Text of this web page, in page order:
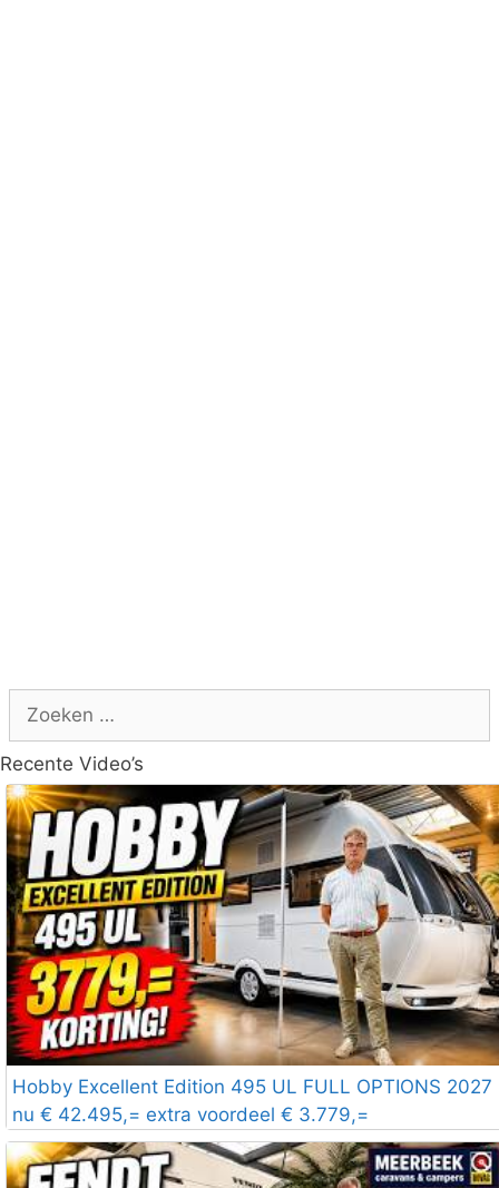
naar:
Recente Video’s
Hobby Excellent Edition 495 UL FULL OPTIONS 2027
nu € 42.495,= extra voordeel € 3.779,=